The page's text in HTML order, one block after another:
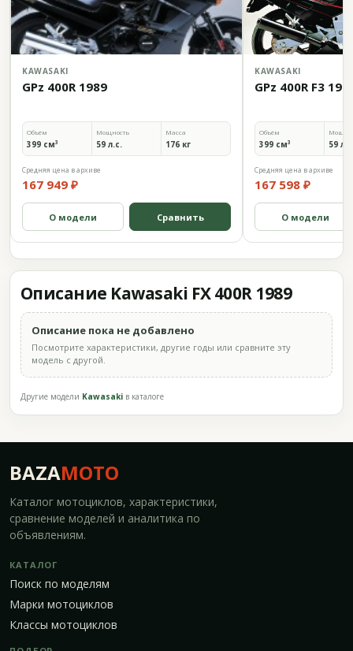
KAWASAKI
GPz 400R 1989
Объём
399 см³
Мощность
59 л.с.
Масса
176 кг
Средняя цена в архиве
167 949 ₽
О модели Сравнить
KAWASAKI
GPz 400R F3
Объём
399 см³ 59
Средняя цена в архиве
167 598 ₽
О модели
Описание Kawasaki FX 400R 1989
Описание пока не добавлено
Посмотрите характеристики, другие годы или сравните эту
модель с другой.
Другие модели Kawasaki в каталоге
BAZAMOTO
Каталог мотоциклов, характеристики,
сравнение моделей и аналитика по
объявлениям.
КАТАЛОГ
Поиск по моделям
Марки мотоциклов
Классы мотоциклов